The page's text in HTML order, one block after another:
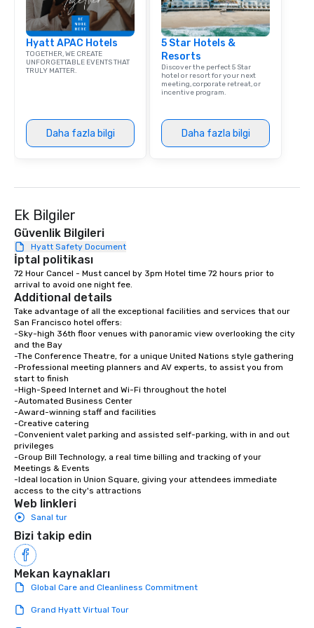
group is assured a
experience with three
signature dishes at
person with tax and
included. The only
provides guests a
at various stops. Build Your Network
a typical sit-down
with different people
traverse along the
ways to network, but
way to do so. Large Groups Welcome
Lip Smacking Foodie
experiences can
choice for any
Stress-Free Booking
enjoy the company of
Hyatt APAC Hotels
TOGETHER, WE CREATE
UNFORGETTABLE EVENTS THAT
TRULY MATTER.
Daha fazla bilgi
5 Star Hotels &
Resorts
Discover the perfect 5 Star
hotel or resort for your next
meeting, corporate retreat, or
incentive program.
Daha fazla bilgi
Ek Bilgiler
Güvenlik Bilgileri
Hyatt Safety Document
İptal politikası
72 Hour Cancel - Must cancel by 3pm Hotel time 72 hours prior to
arrival to avoid one night fee.
Additional details
Take advantage of all the exceptional facilities and services that our
San Francisco hotel offers:
-Sky-high 36th floor venues with panoramic view overlooking the city
and the Bay
-The Conference Theatre, for a unique United Nations style gathering
-Professional meeting planners and AV experts, to assist you from
start to finish
-High-Speed Internet and Wi-Fi throughout the hotel
-Automated Business Center
-Award-winning staff and facilities
-Creative catering
-Convenient valet parking and assisted self-parking, with in and out
privileges
-Group Bill Technology, a real time billing and tracking of your
Meetings & Events
-Ideal location in Union Square, giving your attendees immediate
access to the city's attractions
Web linkleri
Sanal tur
Bizi takip edin
Mekan kaynakları
Global Care and Cleanliness Commitment
Grand Hyatt Virtual Tour